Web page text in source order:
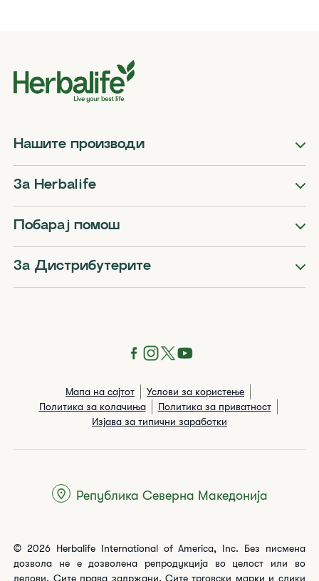
Нашите производи
За Herbalife
Побарај помош
За Дистрибутерите
Мапа на сајтот
Услови за користење
Политика за колачиња
Политика за приватност
Изјава за типични заработки
© 2026 Herbalife International of America, Inc. Без писмена
дозвола не е дозволена репродукција во целост или во
делови. Сите права задржани. Сите трговски марки и слики
Република Северна Македонија